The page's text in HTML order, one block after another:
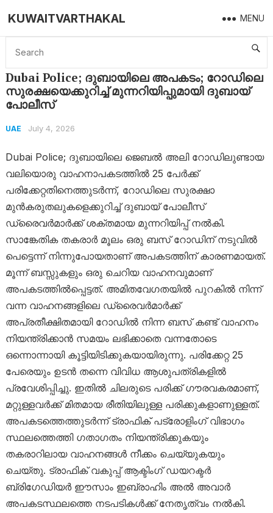
KUWAITVARTHAKAL MENU
Home UAE Dubai Police; ദുബായിലെ അപകടം; റോഡിലെ സുരക്ഷയെക്കുറിച്ച് മുന്നറിയിപ്പുമായി ദുബായ് പോലീസ്
Dubai Police; ദുബായിലെ അപകടം; റോഡിലെ
സുരക്ഷയെക്കുറിച്ച് മുന്നറിയിപ്പുമായി ദുബായ്
പോലീസ്
UAE July 4, 2026
Dubai Police; ദുബായിലെ ജെബൽ അലി റോഡിലുണ്ടായ
വലിയൊരു വാഹനാപകടത്തിൽ 25 പേർക്ക്
പരിക്കേറ്റതിനെത്തുടർന്ന്, റോഡിലെ സുരക്ഷാ
മുൻകരുതലുകളെക്കുറിച്ച് ദുബായ് പോലീസ്
ഡ്രൈവർമാർക്ക് ശക്തമായ മുന്നറിയിപ്പ് നൽകി.
സാങ്കേതിക തകരാർ മൂലം ഒരു ബസ് റോഡിന് നടുവിൽ
പെട്ടെന്ന് നിന്നുപോയതാണ് അപകടത്തിന് കാരണമായത്.
മൂന്ന് ബസ്സുകളും ഒരു ചെറിയ വാഹനവുമാണ്
അപകടത്തിൽപ്പെട്ടത്. അമിതവേഗതയിൽ പുറകിൽ നിന്ന്
വന്ന വാഹനങ്ങളിലെ ഡ്രൈവർമാർക്ക്
അപ്രതീക്ഷിതമായി റോഡിൽ നിന്ന ബസ് കണ്ട് വാഹനം
നിയന്ത്രിക്കാൻ സമയം ലഭിക്കാതെ വന്നതോടെ
ഒന്നൊന്നായി കൂട്ടിയിടിക്കുകയായിരുന്നു. പരിക്കേറ്റ 25
പേരെയും ഉടൻ തന്നെ വിവിധ ആശുപത്രികളിൽ
പ്രവേശിപ്പിച്ചു. ഇതിൽ ചിലരുടെ പരിക്ക് ഗൗരവകരമാണ്,
മറ്റുള്ളവർക്ക് മിതമായ രീതിയിലുള്ള പരിക്കുകളാണുള്ളത്.
അപകടത്തെത്തുടർന്ന് ട്രാഫിക് പട്രോളിംഗ് വിഭാഗം
സ്ഥലത്തെത്തി ഗതാഗതം നിയന്ത്രിക്കുകയും
തകരാറിലായ വാഹനങ്ങൾ നീക്കം ചെയ്യുകയും
ചെയ്തു. ട്രാഫിക് വകുപ്പ് ആക്ടിംഗ് ഡയറക്ടർ
ബ്രിഗേഡിയർ ഈസാം ഇബ്രാഹിം അൽ അവാർ
അപകടസ്ഥലത്തെ നടപടികൾക്ക് നേതൃത്വം നൽകി.